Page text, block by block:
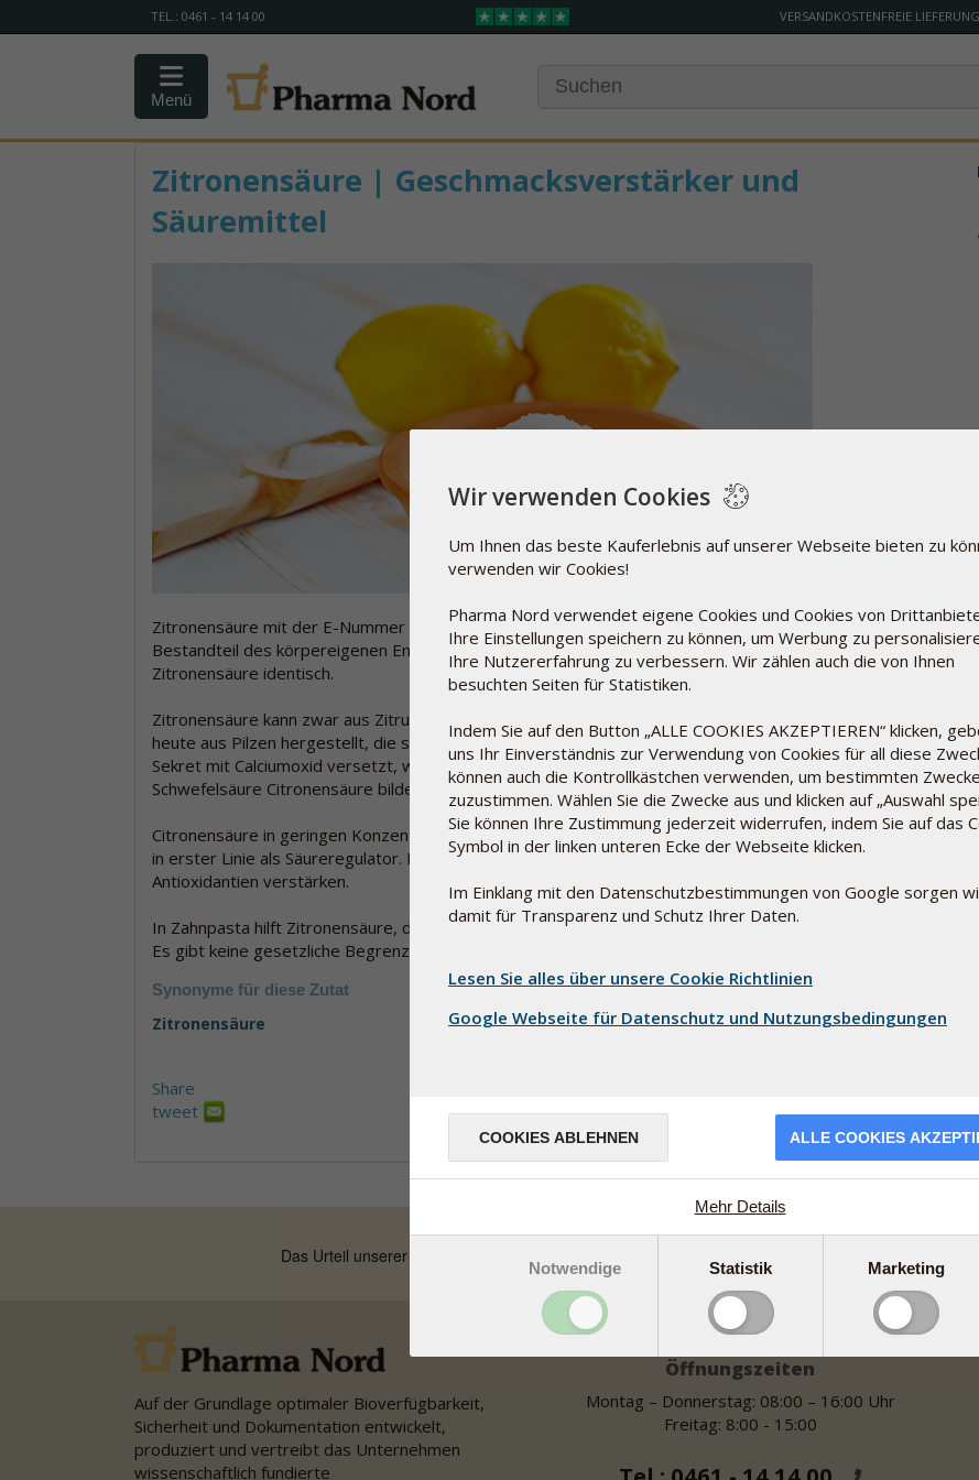
TEL.: 0461 - 14 14 00 VERSANDKOSTENFREIE LIEFERUNG
Menü
Zitronensäure | Geschmacksverstärker und
Säuremittel
Zitronensäure mit der E-Nummer 330 kommt natürlicherweise in Zitrusfrüchten vor und ist auch
Bestandteil des körpereigenen Energiestoffwechsels. Chemisch sind die beiden Formen der
Zitronensäure identisch.
Zitronensäure kann zwar aus Zitrusfrüchten gewonnen werden, ist aber zu teuer. Zitronensäure wird
heute aus Pilzen hergestellt, die sich von Saccharose ernähren. Der Pilzanteil wird abfiltriert und das
Sekret mit Calciumoxid versetzt, wodurch Calciumcitrat entsteht, das nach Zugabe von
Schwefelsäure Citronensäure bildet.
Citronensäure in geringen Konzentrationen stabilisiert den pH-Wert der Zubereitung und wirkt daher
in erster Linie als Säureregulator. Es wirkt auch als Antioxidans und kann die Wirkung anderer
Antioxidantien verstärken.
In Zahnpasta hilft Zitronensäure, die Menge an Zahnstein auf den Zähnen zu reduzieren.
Es gibt keine gesetzliche Begrenzung, wie viel Sie konsumieren können.
Synonyme für diese Zutat
Zitronensäure
Share
tweet
Auf der Grundlage optimaler Bioverfügbarkeit,
Sicherheit und Dokumentation entwickelt,
produziert und vertreibt das Unternehmen
wissenschaftlich fundierte
Öffnungszeiten
Montag – Donnerstag: 08:00 – 16:00 Uhr
Freitag: 8:00 - 15:00
Wir verwenden Cookies
Um Ihnen das beste Kauferlebnis auf unserer Webseite bieten zu
verwenden wir Cookies!
Pharma Nord verwendet eigene Cookies und Cookies von
Ihre Einstellungen speichern zu können, um Werbung zu
Ihre Nutzererfahrung zu verbessern. Wir zählen auch die von Ihnen
besuchten Seiten für Statistiken.
Indem Sie auf den Button „ALLE COOKIES AKZEPTIEREN“ klicken,
uns Ihr Einverständnis zur Verwendung von Cookies für all diese
können auch die Kontrollkästchen verwenden, um bestimmten
zuzustimmen. Wählen Sie die Zwecke aus und klicken auf „Auswahl
Sie können Ihre Zustimmung jederzeit widerrufen, indem Sie auf das
Symbol in der linken unteren Ecke der Webseite klicken.
Im Einklang mit den Datenschutzbestimmungen von Google sorgen
damit für Transparenz und Schutz Ihrer Daten.
Lesen Sie alles über unsere Cookie Richtlinien
Google Webseite für Datenschutz und Nutzungsbedingungen
COOKIES ABLEHNEN ALLE COOKIES
Mehr Details
Notwendige Statistik Marketing